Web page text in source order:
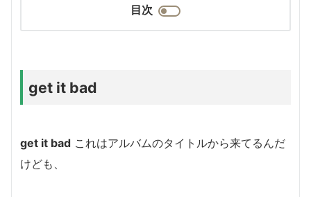
目次
get it bad
get it bad これはアルバムのタイトルから来てるんだ
けども、